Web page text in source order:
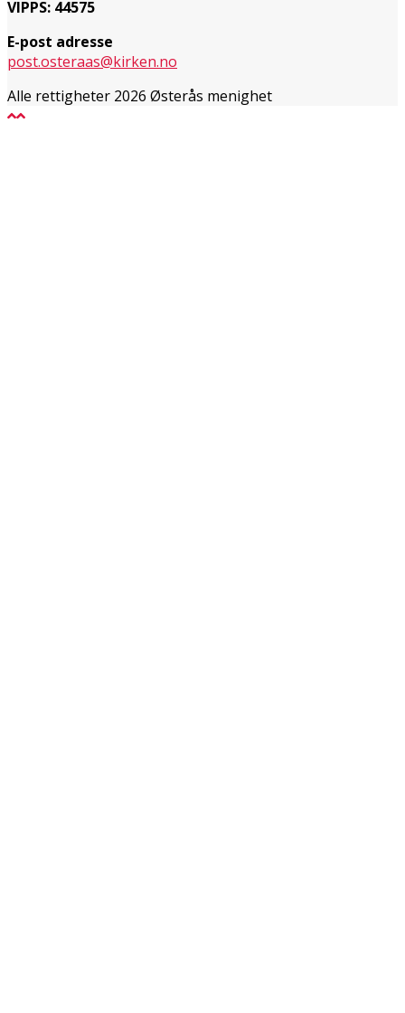
VIPPS: 44575
E-post adresse
post.osteraas@kirken.no
Alle rettigheter 2026 Østerås menighet